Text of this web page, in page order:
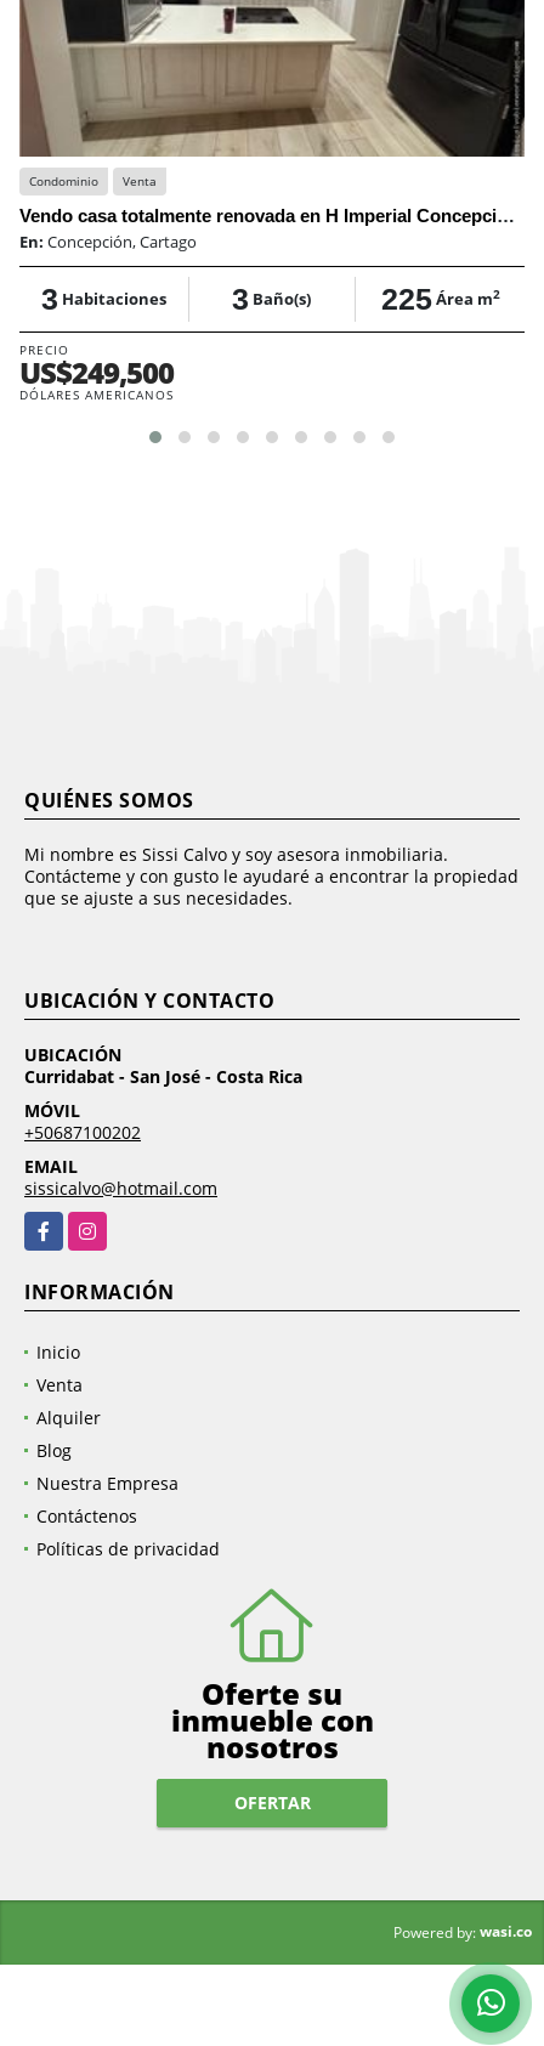
Condominio Venta
Vendo casa totalmente renovada en H Imperial Concepción de Tres Rios
En: Concepción, Cartago
3 Habitaciones 3 Baño(s) 225Área m2
PRECIO
US$249,500
DÓLARES AMERICANOS
QUIÉNES SOMOS
Mi nombre es Sissi Calvo y soy asesora inmobiliaria.
Contácteme y con gusto le ayudaré a encontrar la propiedad
que se ajuste a sus necesidades.
UBICACIÓN Y CONTACTO
UBICACIÓN
Curridabat - San José - Costa Rica
MÓVIL
+50687100202
EMAIL
sissicalvo@hotmail.com
FacebookInstagram
INFORMACIÓN
Inicio
Venta
Alquiler
Blog
Nuestra Empresa
Contáctenos
Políticas de privacidad
Oferte su
inmueble con
nosotros
OFERTAR
Powered by:wasi.co